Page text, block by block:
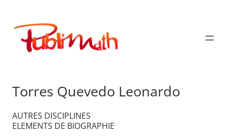
contenu
Publimath
Torres Quevedo Leonardo
AUTRES DISCIPLINES
ELEMENTS DE BIOGRAPHIE